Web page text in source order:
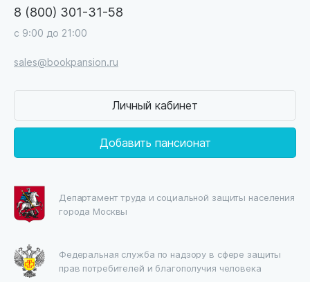
8 (800) 301-31-58
с 9:00 до 21:00
sales@bookpansion.ru
Личный кабинет
Добавить пансионат
Департамент труда и социальной защиты населения
города Москвы
Федеральная служба по надзору в сфере защиты
прав потребителей и благополучия человека